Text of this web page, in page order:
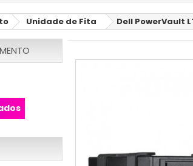
Unidade de Fita Dell PowerVault